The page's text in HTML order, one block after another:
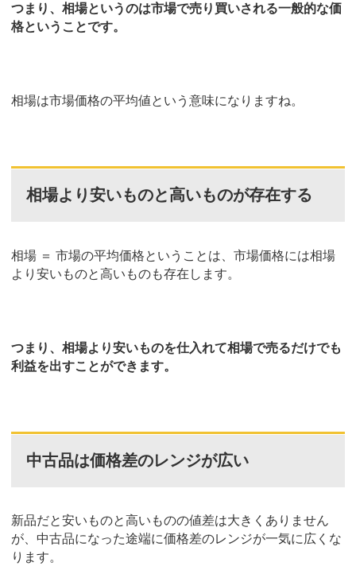
つまり、相場というのは市場で売り買いされる一般的な価
格ということです。
相場は市場価格の平均値という意味になりますね。
相場より安いものと高いものが存在する
相場 ＝ 市場の平均価格ということは、市場価格には相場
より安いものと高いものも存在します。
つまり、相場より安いものを仕入れて相場で売るだけでも
利益を出すことができます。
中古品は価格差のレンジが広い
新品だと安いものと高いものの値差は大きくありません
が、中古品になった途端に価格差のレンジが一気に広くな
ります。